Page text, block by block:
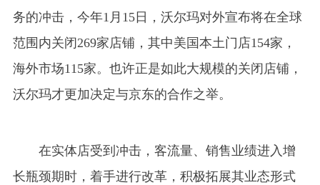
务的冲击，今年1月15日，沃尔玛对外宣布将在全球
范围内关闭269家店铺，其中美国本土门店154家，
海外市场115家。也许正是如此大规模的关闭店铺，
沃尔玛才更加决定与京东的合作之举。
在实体店受到冲击，客流量、销售业绩进入增
长瓶颈期时，着手进行改革，积极拓展其业态形式